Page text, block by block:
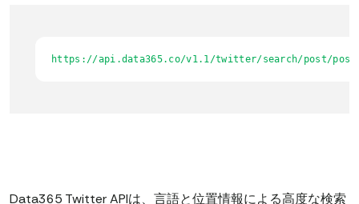
https://api.data365.co/v1.1/twitter/search/post/
Data365 Twitter APIは、言語と位置情報による高度な検索